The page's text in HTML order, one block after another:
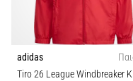
adidas
Tiro 26 League Windbreaker